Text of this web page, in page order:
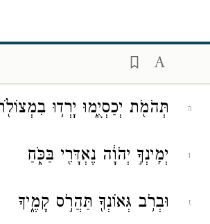
מַרְכְּבֹ֥ת פַּרְעֹ֛ה וְחֵיל֖וֹ
ה תְּהֹמֹ֖ת יְכַסְיֻ֑מוּ יָרְד֥וּ
ו יְמִֽינְךָ֣ יְהֹוָ֔ה נֶאְדָּרִ֖י
ז וּבְרֹ֥ב גְּאוֹנְךָ֖ תַּהֲרֹ֣ס